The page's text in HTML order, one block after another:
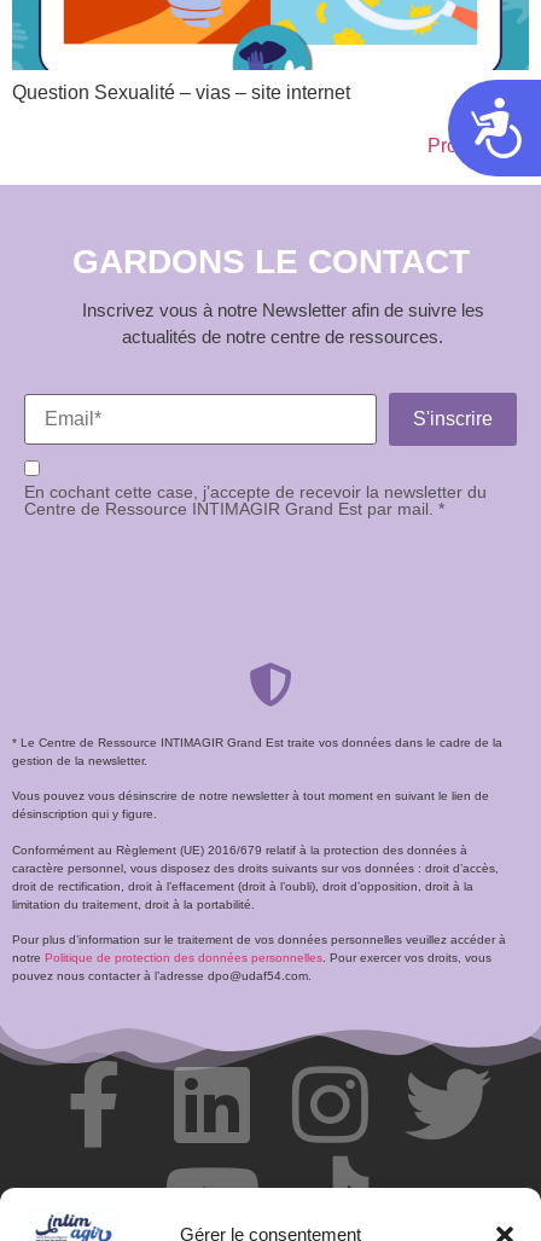
Gérer le consentement
Question Sexualité – vias – site internet
Prochain →
GARDONS LE CONTACT
Inscrivez vous à notre Newsletter afin de suivre les
actualités de notre centre de ressources.
En cochant cette case, j’accepte de recevoir la newsletter du
Centre de Ressource INTIMAGIR Grand Est par mail. *
* Le Centre de Ressource INTIMAGIR Grand Est traite vos données dans le cadre de la
gestion de la newsletter.
Vous pouvez vous désinscrire de notre newsletter à tout moment en suivant le lien de
désinscription qui y figure.
Conformément au Règlement (UE) 2016/679 relatif à la protection des données à
caractère personnel, vous disposez des droits suivants sur vos données : droit d’accès,
droit de rectification, droit à l’effacement (droit à l’oubli), droit d’opposition, droit à la
limitation du traitement, droit à la portabilité.
Pour plus d’information sur le traitement de vos données personnelles veuillez accéder à
notre Politique de protection des données personnelles . Pour exercer vos droits, vous
pouvez nous contacter à l’adresse dpo@udaf54.com.